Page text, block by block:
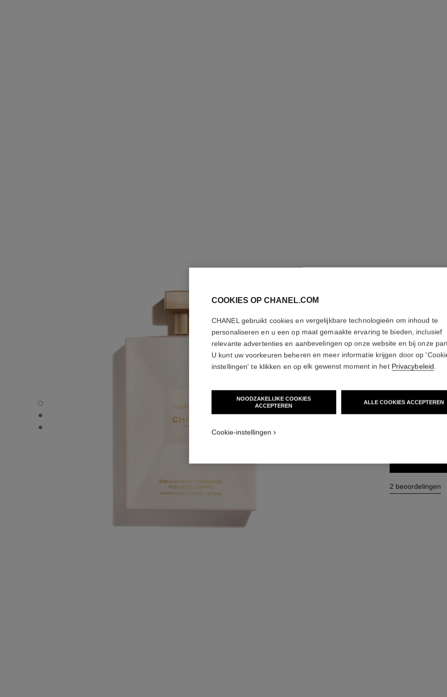
GABRIELLE CHANEL - Standaardweergave
GABRIELLE CHANEL - Alternatieve weergave 1
GABRIELLE CHANEL - Elementaire textuurweergave
Hydraterende
Meer details
2 beoordelingen
COOKIES OP CHANEL.COM
CHANEL gebruikt cookies en vergelijkbare technologieën om inhoud te
personaliseren en u een op maat gemaakte ervaring te bieden, inclusief
relevante advertenties en aanbevelingen op onze website en bij onze
U kunt uw voorkeuren beheren en meer informatie krijgen door op
instellingen' te klikken en op elk gewenst moment in het Privacybeleid.
NOODZAKELIJKE COOKIES
ACCEPTEREN
ALLE COOKIES ACCEPTEREN
Cookie-instellingen